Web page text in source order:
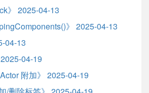
》 2025-04-13
》 2025-04-13
04-13
04-19
附加》 2025-04-19